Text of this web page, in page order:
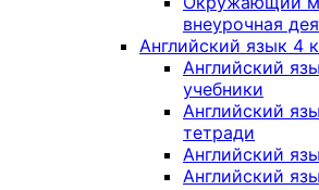
внеурочная
Английский язык 4
Английский
учебники
Английский
тетради
Английский
Английский